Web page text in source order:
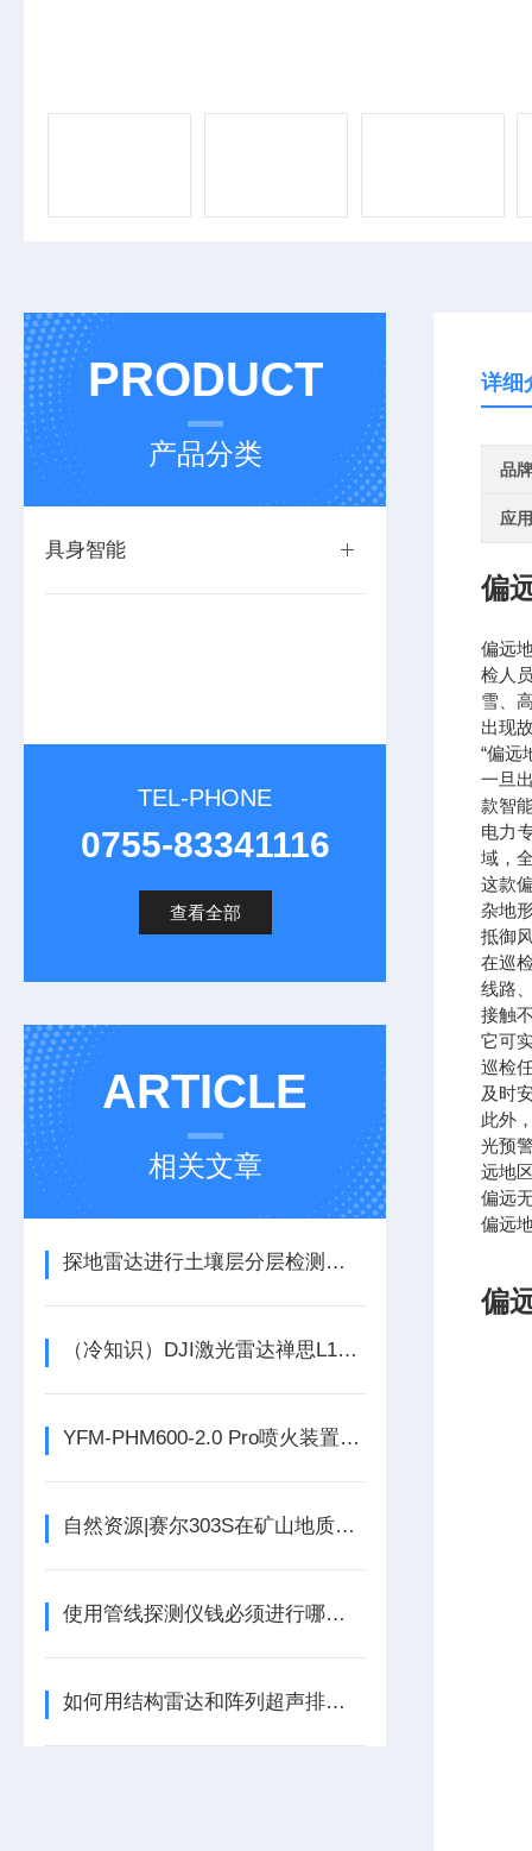
PRODUCT
产品分类
具身智能
TEL-PHONE
0755-83341116
查看全部
ARTICLE
相关文章
探地雷达进行土壤层分层检测和地质学分层/地平线映射
（冷知识）DJI激光雷达禅思L1外业三种作业模式
YFM-PHM600-2.0 Pro喷火装置技术参数
自然资源|赛尔303S在矿山地质环境保护测绘中的应用
使用管线探测仪钱必须进行哪些常规检查？
如何用结构雷达和阵列超声排查新建隧道渗水点？
详细
品牌
应
偏
偏远
检人
雪、
出现
“偏远
一旦
款智
电力
域，
这款
杂地
抵御
在巡
线路
接触
它可
巡检
及时
此外
光预
远地
偏远
偏远
偏